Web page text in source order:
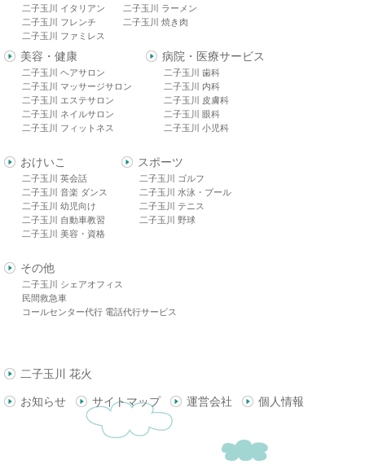
二子玉川 イタリアン
二子玉川 フレンチ
二子玉川 ファミレス
二子玉川 ラーメン
二子玉川 焼き肉
美容・健康
二子玉川 ヘアサロン
二子玉川 マッサージサロン
二子玉川 エステサロン
二子玉川 ネイルサロン
二子玉川 フィットネス
病院・医療サービス
二子玉川 歯科
二子玉川 内科
二子玉川 皮膚科
二子玉川 眼科
二子玉川 小児科
おけいこ
二子玉川 英会話
二子玉川 音楽 ダンス
二子玉川 幼児向け
二子玉川 自動車教習
二子玉川 美容・資格
スポーツ
二子玉川 ゴルフ
二子玉川 水泳・プール
二子玉川 テニス
二子玉川 野球
その他
二子玉川 シェアオフィス
民間救急車
コールセンター代行 電話代行サービス
二子玉川 花火
お知らせ サイトマップ 運営会社 個人情報